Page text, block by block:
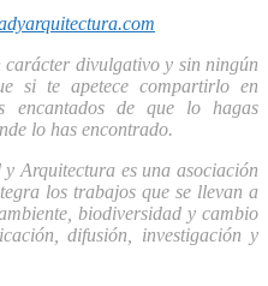
divulgativo y sin ningún
si te apetece compartirlo en
encantados de que lo hagas
lo has encontrado.
Arquitectura es una asociación
los trabajos que se llevan a
biodiversidad y cambio
difusión, investigación y